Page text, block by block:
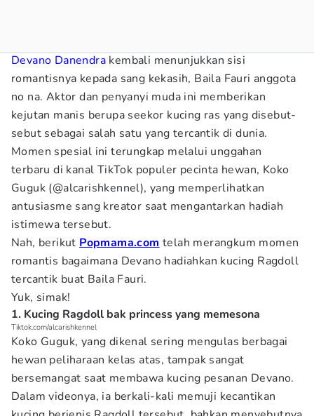
Devano Danendra kembali menunjukkan sisi
romantisnya kepada sang kekasih, Baila Fauri anggota
no na. Aktor dan penyanyi muda ini memberikan
kejutan manis berupa seekor kucing ras yang disebut-
sebut sebagai salah satu yang tercantik di dunia.
Momen spesial ini terungkap melalui unggahan
terbaru di kanal TikTok populer pecinta hewan, Koko
Guguk (@alcarishkennel), yang memperlihatkan
antusiasme sang kreator saat mengantarkan hadiah
istimewa tersebut.
Nah, berikut Popmama.com telah merangkum momen
romantis bagaimana Devano hadiahkan kucing Ragdoll
tercantik buat Baila Fauri.
Yuk, simak!
1. Kucing Ragdoll bak princess yang memesona
Tiktok.com/alcarishkennel
Koko Guguk, yang dikenal sering mengulas berbagai
hewan peliharaan kelas atas, tampak sangat
bersemangat saat membawa kucing pesanan Devano.
Dalam videonya, ia berkali-kali memuji kecantikan